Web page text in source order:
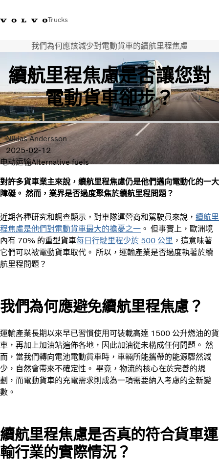
Trucks
WhatsApp 3713 1738售服專線 3713 1788Volvo Trucks 商店查找經銷商
運輸解決方案
貨車
服務
尋找經銷商
News
關於我們
聯絡我們
下載專區
我們為何應該減少對電動貨車的續航里程焦慮
續航里程焦慮是否讓您對
電動貨車卻步？
Niklas Andersson
2025-02-12
电动运输Alternative fuels
對許多貨車業主來說，續航里程焦慮仍是他們邁向電動化的一大
障礙。 然而，業界是否過度聚焦於續航里程問題？
近期各種研究和調查顯示，對車隊運營商和駕駛員來說， 續航里
程焦慮是他們對電動貨車最大的擔憂之一 。 但事實上，歐洲境
內有 70% 的重型貨車每日行駛里程少於 500 公里 ，這意味著
它們可以被電動貨車取代。 所以，運輸產業是否過度執著於續
航里程問題？
我們為何應避免續航里程焦慮？
運輸產業長期以來早已習慣使用可裝載高達 1500 公升燃油的貨
車，再加上加油站遍佈各地，因此加油從未構成任何問題。 然
而，當我們轉向電池電動貨車時，車輛所能攜帶的能源驟然減
少，自然會帶來不確定性。 畢竟，物流的核心在於完善的規
劃，而電動貨車的充電需求則成為一項需要納入考慮的全新變
數。
續航里程焦慮是否真的符合貨車運
輸行業的實際情況？